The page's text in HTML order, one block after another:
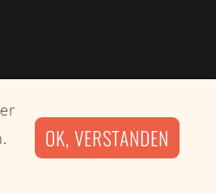
OK, VERSTANDEN